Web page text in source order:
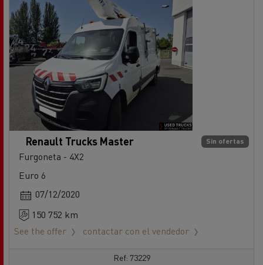
Sin ofertas
Renault Trucks Master
Furgoneta - 4X2
Euro 6
07/12/2020
150 752 km
See the offer
contactar con el vendedor
Ref: 73229